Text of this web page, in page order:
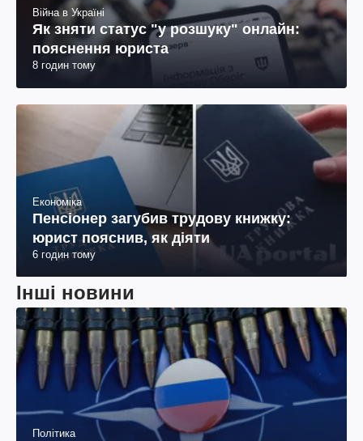
Війна в Україні
Як зняти статус "у розшуку" онлайн:
пояснення юриста
8 годин тому
Економіка
Пенсіонер загубив трудову книжку:
юрист пояснив, як діяти
6 годин тому
Інші новини
Політика